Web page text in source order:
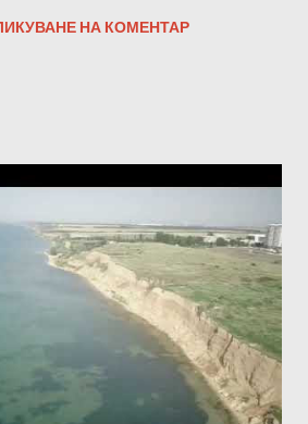
повлияна от всякакви оптимизатори,
усилватели. Също така
1. 1-2 пъти дневно, не по-късно от 2
жените - едномесечен курс за слушане
курс на слушане, всеки
трябва да се използва сутрин, през
на звука не трябва да е твърде
за предпочитане трябва да става с
тонколони. 4. Настройте се на
слушате, отпу...
НА КОМЕНТАР